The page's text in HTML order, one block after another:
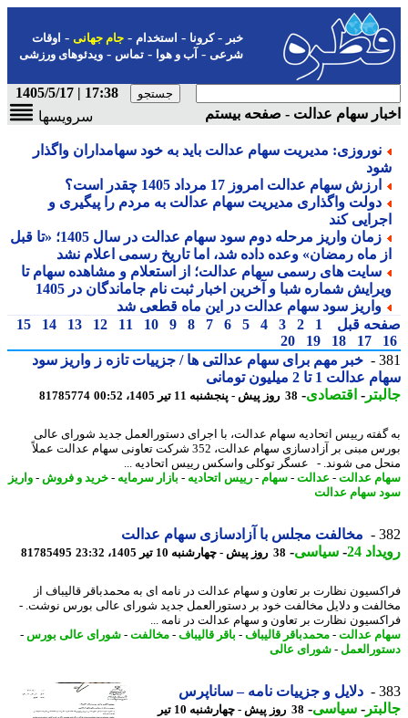
-کرونا-استخدام- جام جهانی-اوقات
شرعی-آب و هوا-تماس-ویدئوهای ورزشی
17:38 | 1405/5/17
سهام عدالت - صفحه بیستم
سرویسها
نوروزی: مدیریت سهام عدالت باید به خود سهامداران واگذار
ارزش سهام عدالت امروز 17 مرداد 1405 چقدر است؟
دولت واگذاری مدیریت سهام عدالت به مردم را پیگیری و
کند
زمان واریز مرحله دوم سود سهام عدالت در سال 1405؛ «تا قبل
ماه رمضان» وعده داده شد، اما تاریخ رسمی اعلام نشد
سایت های رسمی سهام عدالت؛ از استعلام و مشاهده سهام تا
شماره شبا و آخرین اخبار ثبت نام جاماندگان در 1405
واریز سود سهام عدالت در این ماه قطعی شد
قبل
1
2
3
4
5
6
7
8
9
10
11
12
13
14
15
17
18
19
20
خبر مهم برای سهام عدالتی ها / جزییات تازه ز واریز سود
1 تا 2 میلیون تومانی
-اقتصادی-38 روز پیش - پنجشنبه 11 تیر 1405، 00:52 81785774
رییس اتحادیه سهام عدالت، با اجرای دستورالعمل جدید شورای عالی
بورس مبنی بر آزادسازی سهام عدالت، 352 شرکت تعاونی سهام عدالت عملاً
می شوند. - عسگر توکلی واسکس رییس اتحادیه ...
عدالت-عدالت-سهام-رییس اتحادیه-بازار سرمایه -خرید و فروش -واریز
سهام عدالت
مخالفت مجلس با آزادسازی سهام عدالت
24
-سیاسی-38 روز پیش - چهارشنبه 10 تیر 1405، 23:32 81785495
نظارت بر تعاون و سهام عدالت در نامه ای به محمدباقر قالیباف از
و دلایل مخالفت خود بر دستورالعمل جدید شورای عالی بورس نوشت. -
نظارت بر تعاون و سهام عدالت در نامه ...
عدالت-محمدباقر قالیباف-باقر قالیباف-مخالفت-شورای عالی بورس-
-شورای عالی
دلایل و جزییات نامه – ساناپرس
-سیاسی-
38 روز پیش - چهارشنبه 10 تیر